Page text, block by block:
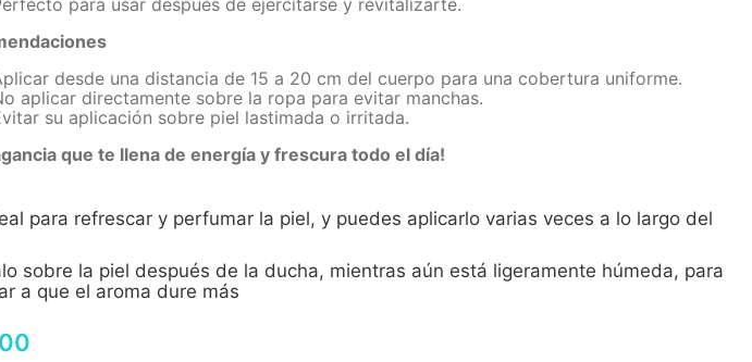
para usar después de ejercitarse y revitalizarte.
desde una distancia de 15 a 20 cm del cuerpo para una cobertura uniforme.
aplicar directamente sobre la ropa para evitar manchas.
su aplicación sobre piel lastimada o irritada.
que te llena de energía y frescura todo el día!
para refrescar y perfumar la piel, y puedes aplicarlo varias veces a lo largo del
sobre la piel después de la ducha, mientras aún está ligeramente húmeda, para
a que el aroma dure más
00